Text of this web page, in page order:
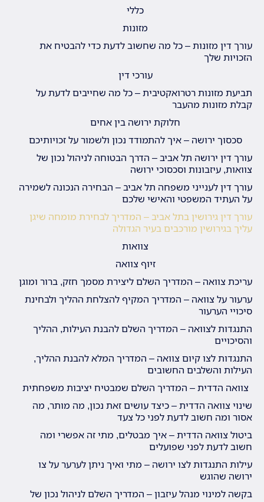
כללי
מזונות
עורך דין מזונות – כל מה שחשוב לדעת כדי להבטיח את
הזכויות שלך
עורכי דין
תביעת מזונות רטרואקטיבית – כל מה שחייבים לדעת על
קבלת מזונות מהעבר
חלוקת ירושה בין אחים
סכסוך ירושה – איך להתמודד נכון ולשמור על זכויותיכם
עורך דין ירושה תל אביב – הדרך הבטוחה לניהול נכון של
צוואות, עיזבונות וסכסוכי ירושה
עורך דין לענייני משפחה תל אביב – הבחירה הנכונה לשמירה
על העתיד המשפטי והאישי שלכם
עורך דין גירושין בתל אביב – המדריך לבחירת מומחה שיגן
עליך בגירושין מורכבים בעיר הגדולה
צוואות
זיוף צוואה
עריכת צוואה – המדריך השלם ליצירת מסמך חזק, ברור ומוגן
ערעור על צוואה – המדריך המקיף להצלחת ההליך ולבחינת
סיכויי הערעור
התנגדות לצוואה – המדריך השלם להבנת העילות, ההליך
והסיכויים
התנגדות לצו קיום צוואה – המדריך המלא להבנת ההליך,
העילות והשלבים החשובים
צוואה הדדית – המדריך השלם שמבטיח יציבות משפחתית
שינוי צוואה הדדית – כיצד עושים זאת נכון, מה מותר, מה
אסור ומה חשוב לדעת לפני כל צעד
ביטול צוואה הדדית – איך מבטלים, מתי זה אפשרי ומה
חשוב לדעת לפני שפועלים
עילות התנגדות לצו ירושה – מתי ואיך ניתן לערער על צו
ירושה שהוגש
בקשה למינוי מנהל עיזבון – המדריך השלם לניהול נכון של